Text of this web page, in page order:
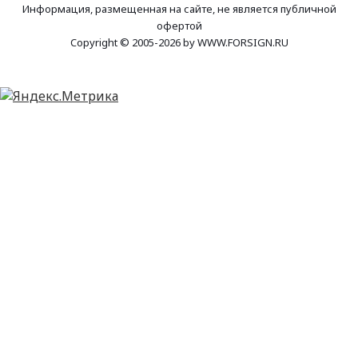
Информация, размещенная на сайте, не является публичной
офертой
Copyright © 2005-2026 by WWW.FORSIGN.RU